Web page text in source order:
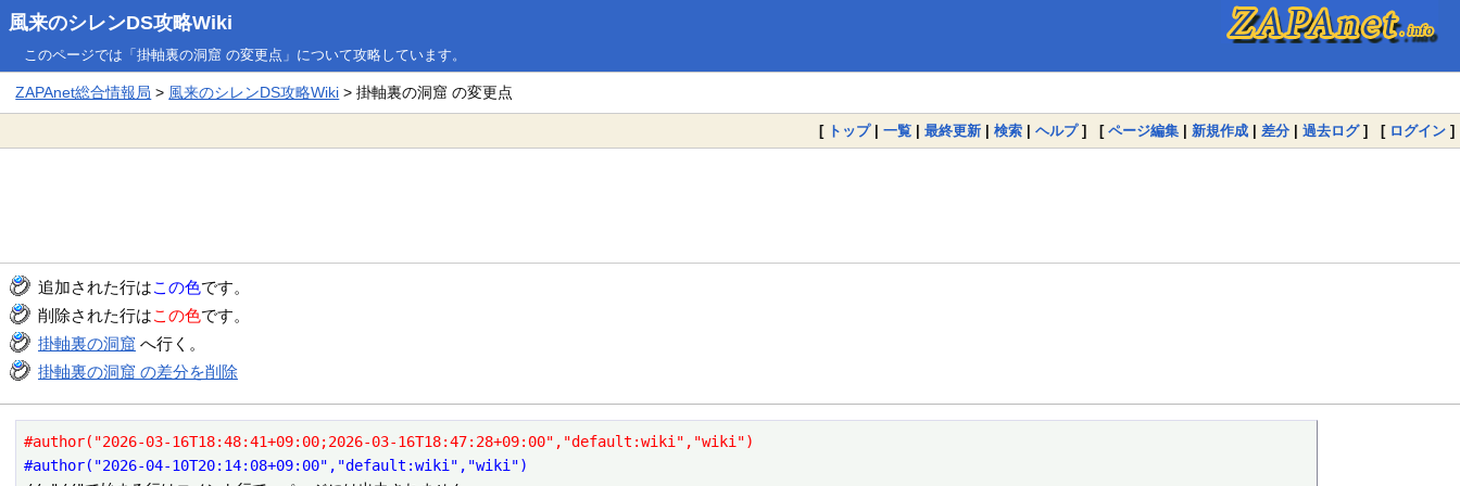
風来のシレンDS攻略Wiki
このページでは「掛軸裏の洞窟 の変更点」について攻略しています。
ZAPAnet総合情報局 > 風来のシレンDS攻略Wiki > 掛軸裏の洞窟 の変更点
[ トップ| 一覧 | 最終更新 | 検索 | ヘルプ] [ ページ編集 | 新規作成 | 差分 | 過去ログ] [ ログイン ]
追加された行はこの色です。
削除された行はこの色です。
掛軸裏の洞窟 へ行く。
掛軸裏の洞窟 の差分を削除
#author("2026-03-16T18:48:41+09:00;2026-03-16T18:47:28+09:00","default:wiki","wiki")
#author("2026-04-10T20:14:08+09:00","default:wiki","wiki")